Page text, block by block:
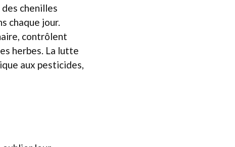
chenilles
chaque jour.
contrôlent
herbes. La lutte
aux pesticides,